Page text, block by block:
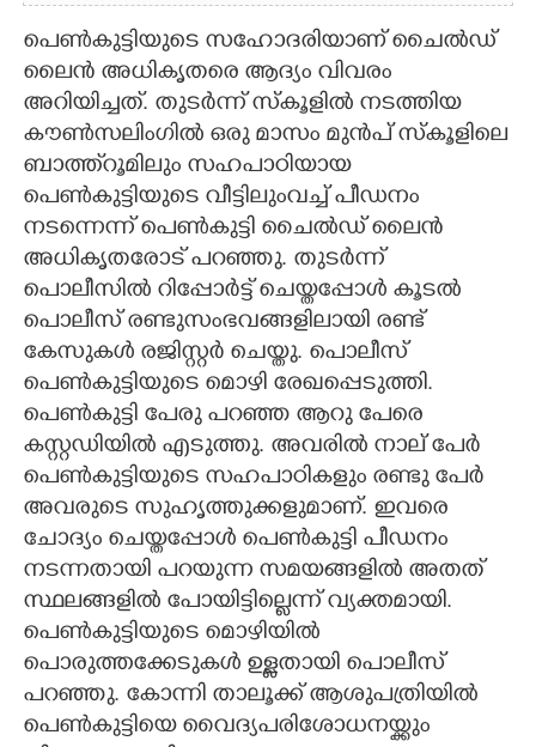
പെൺകുട്ടിയുടെ സഹോദരിയാണ് ചൈൽഡ്
ലൈൻ അധികൃതരെ ആദ്യം വിവരം
അറിയിച്ചത്. തുടർന്ന് സ്കൂളിൽ നടത്തിയ
കൗൺസലിംഗിൽ ഒരു മാസം മുൻപ് സ്കൂളിലെ
ബാത്ത്റൂമിലും സഹപാഠിയായ
പെൺകുട്ടിയുടെ വീട്ടിലുംവച്ച് പീഡനം
നടന്നെന്ന് പെൺകുട്ടി ചൈൽഡ് ലൈൻ
അധികൃതരോട് പറഞ്ഞു. തുടർന്ന്
പൊലീസിൽ റിപ്പോർട്ട് ചെയ്തപ്പോൾ കൂടൽ
പൊലീസ് രണ്ടുസംഭവങ്ങളിലായി രണ്ട്
കേസുകൾ രജിസ്റ്റർ ചെയ്തു. പൊലീസ്
പെൺകുട്ടിയുടെ മൊഴി രേഖപ്പെടുത്തി.
പെൺകുട്ടി പേരു പറഞ്ഞ ആറു പേരെ
കസ്റ്റഡിയിൽ എടുത്തു. അവരിൽ നാല് പേർ
പെൺകുട്ടിയുടെ സഹപാഠികളും രണ്ടു പേർ
അവരുടെ സുഹൃത്തുക്കളുമാണ്. ഇവരെ
ചോദ്യം ചെയ്തപ്പോൾ പെൺകുട്ടി പീഡനം
ന‌ടന്നതായി പറയുന്ന സമയങ്ങളിൽ അതത്
സ്ഥലങ്ങളിൽ പോയിട്ടില്ലെന്ന് വ്യക്തമായി.
പെൺകുട്ടിയുടെ മൊഴിയിൽ
പൊരുത്തക്കേടുകൾ ഉള്ളതായി പൊലീസ്
പറഞ്ഞു. കോന്നി താലൂക്ക് ആശുപത്രിയിൽ
പെൺകുട്ടിയെ വൈദ്യപരിശോധനയ്ക്കും